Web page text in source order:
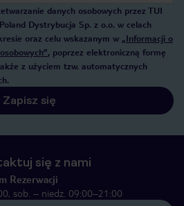
danych osobowych przez TUI
Dystrybucja Sp. z o.o. w celach
oraz celu wskazanym w „Informacji o
, poprzez elektroniczną formę
z użyciem tzw. automatycznych
Zapisz się
się z nami
Rezerwacji
sob. – niedz. 09:00–21:00